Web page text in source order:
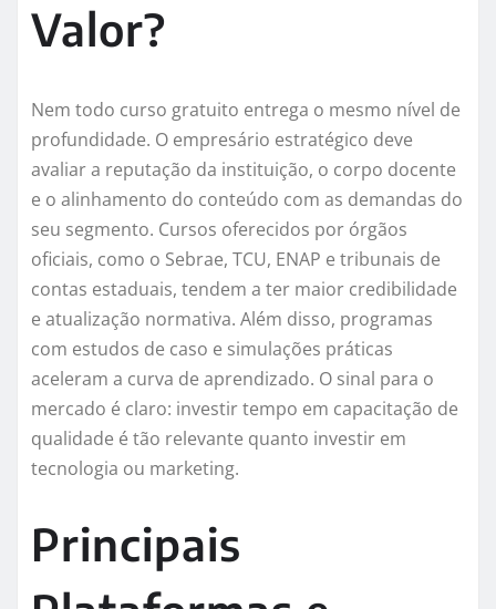
Valor?
Nem todo curso gratuito entrega o mesmo nível de
profundidade. O empresário estratégico deve
avaliar a reputação da instituição, o corpo docente
e o alinhamento do conteúdo com as demandas do
seu segmento. Cursos oferecidos por órgãos
oficiais, como o Sebrae, TCU, ENAP e tribunais de
contas estaduais, tendem a ter maior credibilidade
e atualização normativa. Além disso, programas
com estudos de caso e simulações práticas
aceleram a curva de aprendizado. O sinal para o
mercado é claro: investir tempo em capacitação de
qualidade é tão relevante quanto investir em
tecnologia ou marketing.
Principais